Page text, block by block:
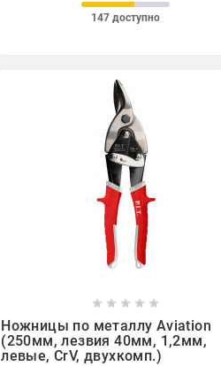
147 доступно
    
Ножницы по металлу Aviation
(250мм, лезвия 40мм, 1,2мм,
левые, CrV, двухкомп.)